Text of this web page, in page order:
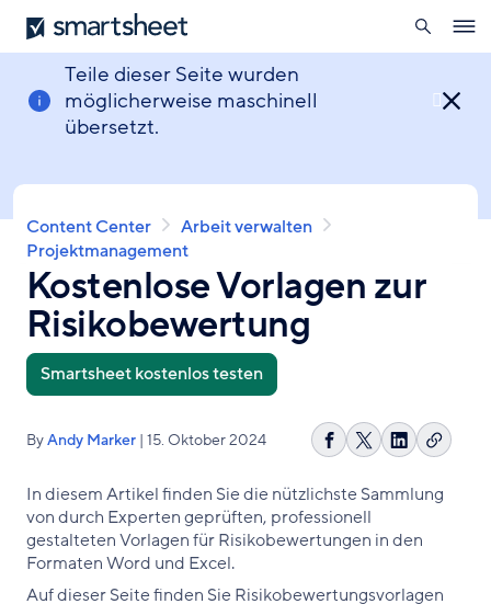
Direkt
zum
Smartsheet
öffnen
Teile dieser Seite wurden
möglicherweise maschinell
übersetzt.

Pfadnavigation
Content Center
Arbeit verwalten
Projektmanagement
Kostenlose Vorlagen zur
Risikobewertung
Smartsheet kostenlos testen
ByAndy Marker | 15. Oktober 2024
Auf
teilen
Share
X
Auf
teilen
Link
In diesem Artikel finden Sie die nützlichste Sammlung
von durch Experten geprüften, professionell
gestalteten Vorlagen für Risikobewertungen in den
Formaten Word und Excel.
Auf dieser Seite finden Sie Risikobewertungsvorlagen